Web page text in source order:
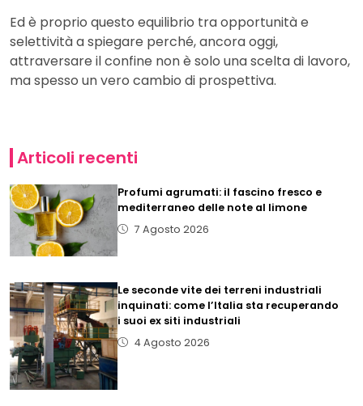
Ed è proprio questo equilibrio tra opportunità e
selettività a spiegare perché, ancora oggi,
attraversare il confine non è solo una scelta di lavoro,
ma spesso un vero cambio di prospettiva.
Articoli recenti
Profumi agrumati: il fascino fresco e
mediterraneo delle note al limone
7 Agosto 2026
Le seconde vite dei terreni industriali
inquinati: come l’Italia sta recuperando
i suoi ex siti industriali
4 Agosto 2026